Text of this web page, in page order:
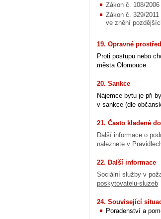
Zákon č. 108/
Zákon č. 329/
ve znění
19. Opravné
Proti postupu nebo
města Olomouce.
20. Sankce
Nájemce bytu je při
v sankce (dle
21. Často kladené
Další informace o
naleznete v
22. Další informace
Sociální služby v
poskytovatelu-sluzeb
24. Související
Poradenství a